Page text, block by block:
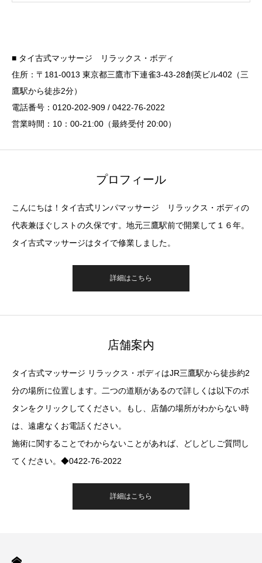
■ タイ古式マッサージ リラックス・ボディ
住所：〒181-0013 東京都三鷹市下連雀3-43-28創英ビル402（三
鷹駅から徒歩2分）
電話番号：0120-202-909 / 0422-76-2022
営業時間：10：00-21:00（最終受付 20:00）
プロフィール
こんにちは！タイ古式リンパマッサージ リラックス・ボディの
代表兼ほぐしストの久保です。地元三鷹駅前で開業して１６年。
タイ古式マッサージはタイで修業しました。
詳細はこちら
店舗案内
タイ古式マッサージ リラックス・ボディはJR三鷹駅から徒歩約2
分の場所に位置します。二つの道順があるので詳しくは以下のボ
タンをクリックしてください。もし、店舗の場所がわからない時
は、遠慮なくお電話ください。
施術に関することでわからないことがあれば、どしどしご質問し
てください。◆0422-76-2022
詳細はこちら